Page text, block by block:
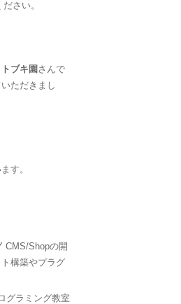
さい。
ブキ園 さんで
ただきまし
す。
CMS/Shopの開
構築やプラグ
グラミング教室